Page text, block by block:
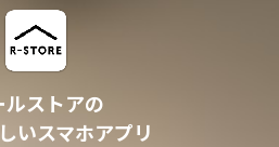
ルストアの
いスマホアプリ